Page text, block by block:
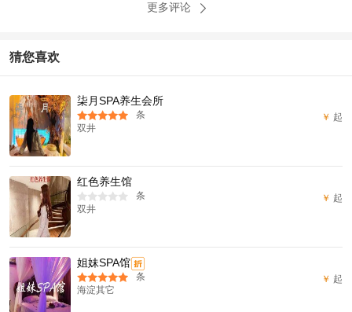
更多评论
猜您喜欢
柒月SPA养生会所
条
双井
￥ 起
红色养生馆
条
双井
￥ 起
姐妹SPA馆折
条
海淀其它
￥ 起